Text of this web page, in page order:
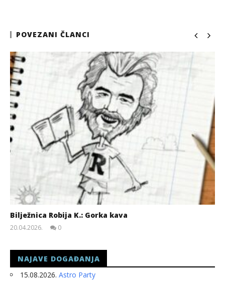
POVEZANI ČLANCI
Bilježnica Robija K.: Gorka kava
20.04.2026.
0
NAJAVE DOGAĐANJA
15.08.2026. Astro Party